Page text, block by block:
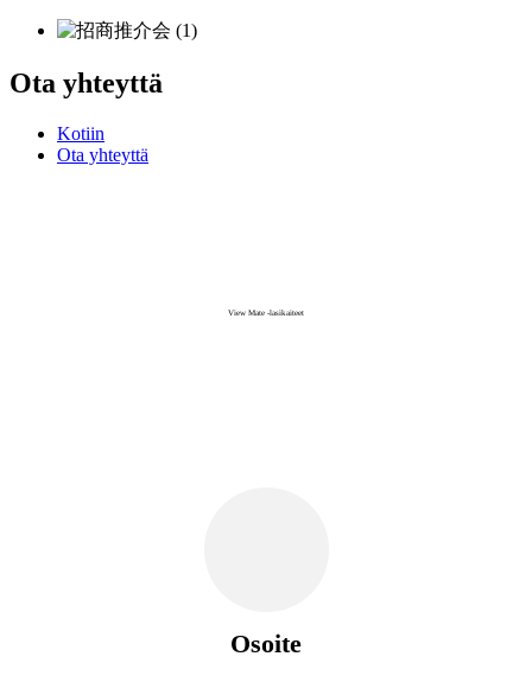
Ota yhteyttä
Kotiin
Ota yhteyttä
View Mate -lasikaiteet
Osoite